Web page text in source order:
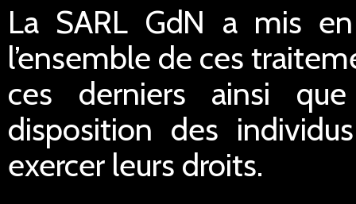
La SARL GdN a mis
l’ensemble de ces
ces derniers ainsi
disposition des
exercer leurs droits.